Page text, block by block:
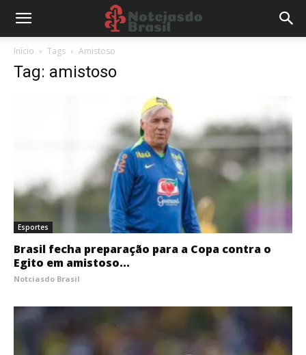
Início Tags Amistoso
Tag: amistoso
Esportes
Brasil fecha preparação para a Copa contra o
Egito em amistoso...
Notciasdo Brasil